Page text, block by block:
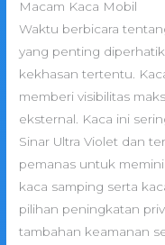
Macam Kaca Mobil
Waktu berbicara
yang penting
kekhasan tertentu.
memberi visibilitas
eksternal. Kaca ini
Sinar Ultra Violet dan
pemanas untuk
kaca samping serta
pilihan peningkatan
tambahan keamanan